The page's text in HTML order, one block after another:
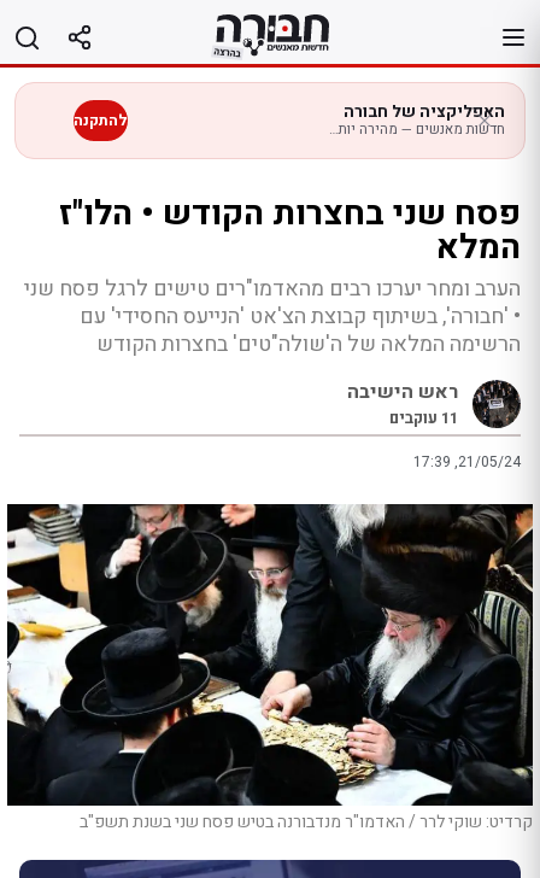
לתוכן
האפליקציה של חבורה
חדשות מאנשים — מהירה יותר בנייד להתקנה
פסח שני בחצרות הקודש • הלו"ז
המלא
הערב ומחר יערכו רבים מהאדמו"רים טישים לרגל פסח שני
• 'חבורה', בשיתוף קבוצת הצ'אט 'הנייעס החסידי' עם
הרשימה המלאה של ה'שולה"טים' בחצרות הקודש
ראש הישיבה
11 עוקבים
17:39 ,21/05/24
קרדיט: שוקי לרר / האדמו"ר מנדבורנה בטיש פסח שני בשנת תשפ"ב